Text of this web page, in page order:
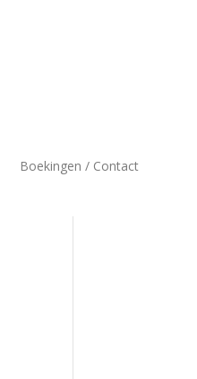
Boekingen / Contact